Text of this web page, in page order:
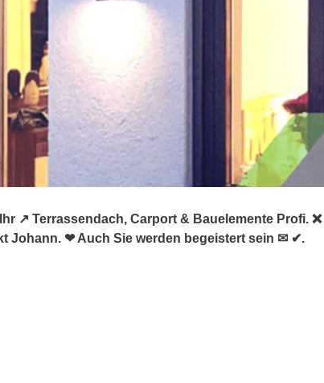
↗️ Terrassendach, Carport & Bauelemente Profi. ❌
Johann. ❤ Auch Sie werden begeistert sein ✉ ✔.